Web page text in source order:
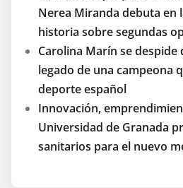
Nerea Miranda debuta en
historia sobre segundas
Carolina Marín se
legado de una campeona
deporte español
Innovación,
Universidad de Granada
sanitarios para el nuevo